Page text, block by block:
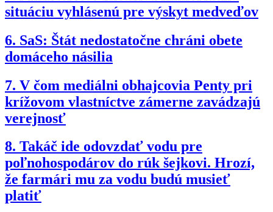
situáciu vyhlásenú pre výskyt medveďov
6. SaS: Štát nedostatočne chráni obete
domáceho násilia
7. V čom mediálni obhajcovia Penty pri
krížovom vlastníctve zámerne zavádzajú
verejnosť
8. Takáč ide odovzdať vodu pre
poľnohospodárov do rúk šejkovi. Hrozí,
že farmári mu za vodu budú musieť
platiť